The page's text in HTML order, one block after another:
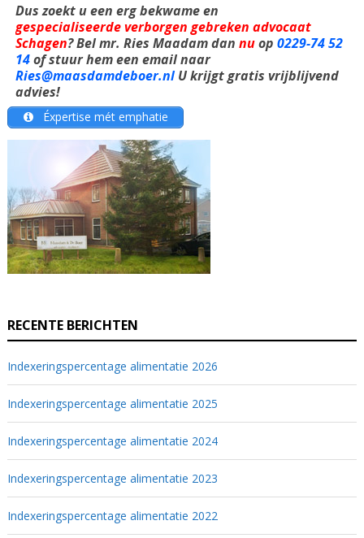
Dus zoekt u een erg bekwame en
gespecialiseerdeverborgen gebreken advocaat
Schagen? Bel mr. Ries Maadam dan nuop 0229-74 52
14of stuur hem een email naar
Ries@maasdamdeboer.nl U krijgt gratis vrijblijvend
advies!
Éxpertise mét emphatie
RECENTE BERICHTEN
Indexeringspercentage alimentatie 2026
Indexeringspercentage alimentatie 2025
Indexeringspercentage alimentatie 2024
Indexeringspercentage alimentatie 2023
Indexeringspercentage alimentatie 2022